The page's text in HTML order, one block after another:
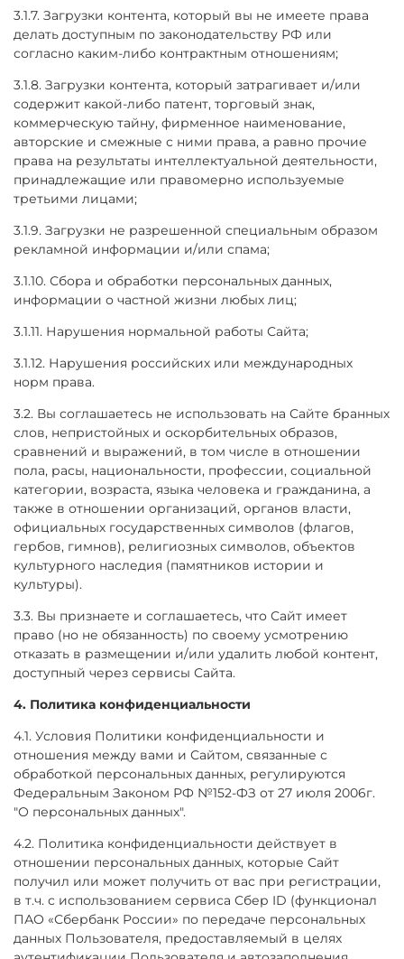
3.1.7. Загрузки контента, который вы не имеете права
делать доступным по законодательству РФ или
согласно каким-либо контрактным отношениям;
3.1.8. Загрузки контента, который затрагивает и/или
содержит какой-либо патент, торговый знак,
коммерческую тайну, фирменное наименование,
авторские и смежные с ними права, а равно прочие
права на результаты интеллектуальной деятельности,
принадлежащие или правомерно используемые
третьими лицами;
3.1.9. Загрузки не разрешенной специальным образом
рекламной информации и/или спама;
3.1.10. Сбора и обработки персональных данных,
информации о частной жизни любых лиц;
3.1.11. Нарушения нормальной работы Сайта;
3.1.12. Нарушения российских или международных
норм права.
3.2. Вы соглашаетесь не использовать на Сайте бранных
слов, непристойных и оскорбительных образов,
сравнений и выражений, в том числе в отношении
пола, расы, национальности, профессии, социальной
категории, возраста, языка человека и гражданина, а
также в отношении организаций, органов власти,
официальных государственных символов (флагов,
гербов, гимнов), религиозных символов, объектов
культурного наследия (памятников истории и
культуры).
3.3. Вы признаете и соглашаетесь, что Сайт имеет
право (но не обязанность) по своему усмотрению
отказать в размещении и/или удалить любой контент,
доступный через сервисы Сайта.
4. Политика конфиденциальности
4.1. Условия Политики конфиденциальности и
отношения между вами и Сайтом, связанные с
обработкой персональных данных, регулируются
Федеральным Законом РФ №152-ФЗ от 27 июля 2006г.
"О персональных данных".
4.2. Политика конфиденциальности действует в
отношении персональных данных, которые Сайт
получил или может получить от вас при регистрации,
в т.ч. с использованием сервиса Сбер ID (функционал
ПАО «Сбербанк России» по передаче персональных
данных Пользователя, предоставляемый в целях